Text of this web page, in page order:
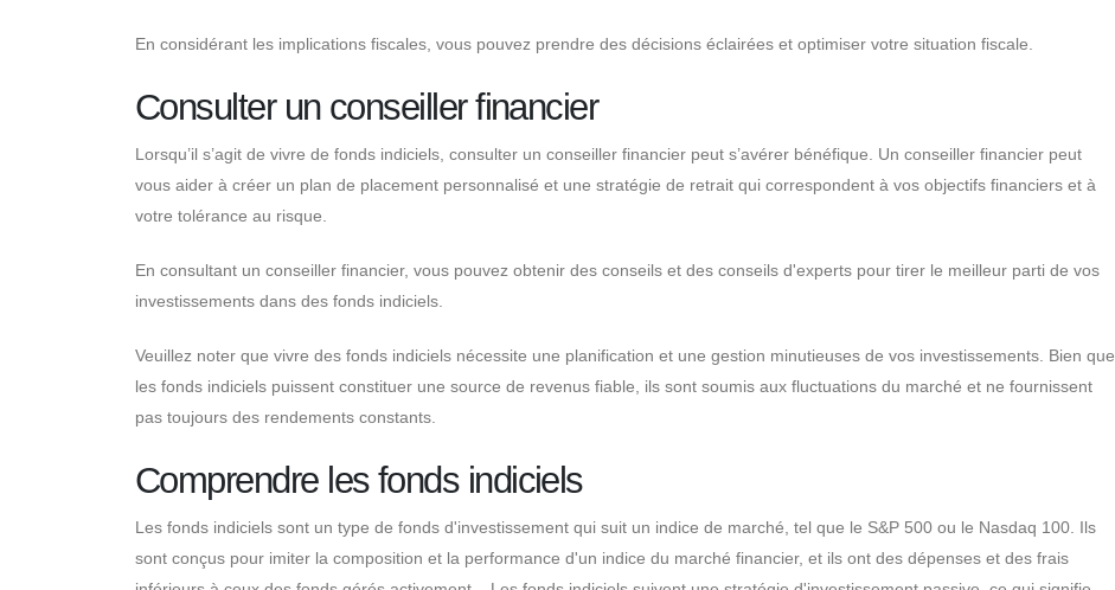
En considérant les implications fiscales, vous pouvez prendre des décisions éclairées et optimiser votre situation fiscale.
Consulter un conseiller financier
Lorsqu’il s’agit de vivre de fonds indiciels, consulter un conseiller financier peut s’avérer bénéfique. Un conseiller financier peut
vous aider à créer un plan de placement personnalisé et une stratégie de retrait qui correspondent à vos objectifs financiers et à
votre tolérance au risque.
En consultant un conseiller financier, vous pouvez obtenir des conseils et des conseils d'experts pour tirer le meilleur parti de vos
investissements dans des fonds indiciels.
Veuillez noter que vivre des fonds indiciels nécessite une planification et une gestion minutieuses de vos investissements. Bien que
les fonds indiciels puissent constituer une source de revenus fiable, ils sont soumis aux fluctuations du marché et ne fournissent
pas toujours des rendements constants.
Comprendre les fonds indiciels
Les fonds indiciels sont un type de fonds d'investissement qui suit un indice de marché, tel que le S&P 500 ou le Nasdaq 100. Ils
sont conçus pour imiter la composition et la performance d'un indice du marché financier, et ils ont des dépenses et des frais